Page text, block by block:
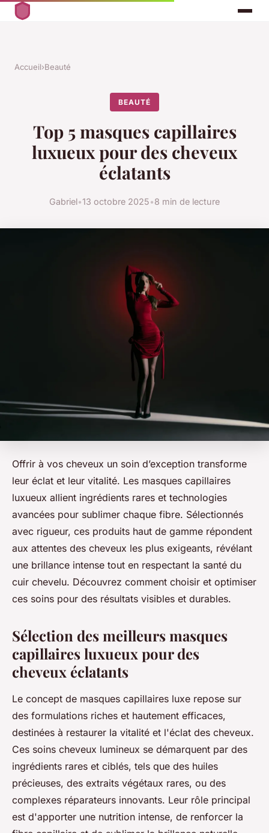
Accueil›Beauté
BEAUTÉ
Top 5 masques capillaires
luxueux pour des cheveux
éclatants
Gabriel•13 octobre 2025•8 min de lecture
Offrir à vos cheveux un soin d’exception transforme
leur éclat et leur vitalité. Les masques capillaires
luxueux allient ingrédients rares et technologies
avancées pour sublimer chaque fibre. Sélectionnés
avec rigueur, ces produits haut de gamme répondent
aux attentes des cheveux les plus exigeants, révélant
une brillance intense tout en respectant la santé du
cuir chevelu. Découvrez comment choisir et optimiser
ces soins pour des résultats visibles et durables.
Sélection des meilleurs masques
capillaires luxueux pour des
cheveux éclatants
Le concept de masques capillaires luxe repose sur
des formulations riches et hautement efficaces,
destinées à restaurer la vitalité et l'éclat des cheveux.
Ces soins cheveux lumineux se démarquent par des
ingrédients rares et ciblés, tels que des huiles
précieuses, des extraits végétaux rares, ou des
complexes réparateurs innovants. Leur rôle principal
est d'apporter une nutrition intense, de renforcer la